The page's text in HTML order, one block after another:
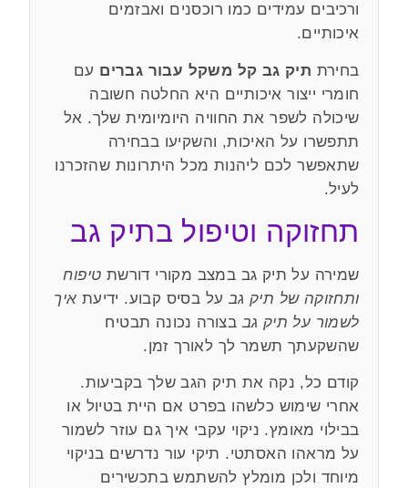
ורכיבים עמידים כמו רוכסנים ואבזמים
איכותיים.
בחירת תיק גב קל משקל עבור גברים עם
חומרי ייצור איכותיים היא החלטה חשובה
שיכולה לשפר את החוויה היומיומית שלך. אל
תתפשרו על האיכות, והשקיעו בבחירה
שתאפשר לכם ליהנות מכל היתרונות שהזכרנו
לעיל.
תחזוקה וטיפול בתיק גב
שמירה על תיק גב במצב מקורי דורשת טיפוח
ותחזוקה של תיק גב על בסיס קבוע. ידיעת איך
לשמור על תיק גב בצורה נכונה תבטיח
שהשקעתך תשמר לך לאורך זמן.
קודם כל, נקה את תיק הגב שלך בקביעות.
אחרי שימוש כלשהו בפרט אם היית בטיול או
בבילוי מאומץ. ניקוי עקבי איך גם עוזר לשמור
על מראהו האסתטי. תיקי עור נדרשים בניקוי
מיוחד ולכן מומלץ להשתמש בתכשירים